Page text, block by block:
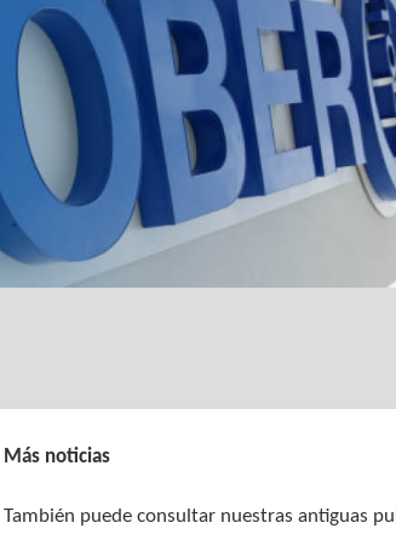
Más noticias
También puede consultar nuestras antiguas